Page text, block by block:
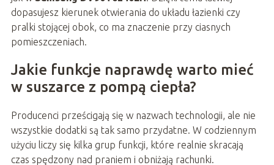
dopasujesz kierunek otwierania do układu łazienki czy
pralki stojącej obok, co ma znaczenie przy ciasnych
pomieszczeniach.
Jakie funkcje naprawdę warto mieć
w suszarce z pompą ciepła?
Producenci prześcigają się w nazwach technologii, ale nie
wszystkie dodatki są tak samo przydatne. W codziennym
użyciu liczy się kilka grup funkcji, które realnie skracają
czas spędzony nad praniem i obniżają rachunki.